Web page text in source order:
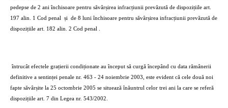
pedepse de 2 ani închisoare pentru săvârșirea infracțiunii prevăzută de dispozițiile art.
197 alin. 1 Cod penal
și
de 8 luni închisoare pentru săvârșirea infracțiunii prevăzută de
dispozițiile art. 182 alin. 2 Cod penal .
întrucât efectele grațierii condiționate au început să curgă începând cu data rămânerii
definitive a sentinței penale nr. 463 - 24 noiembrie 2003, este evident că cele două noi
fapte săvârșite la 25 octombrie 2005 se situează înăuntrul celor trei ani la care se referă
dispozițiile art. 7 din Legea nr. 543/2002.